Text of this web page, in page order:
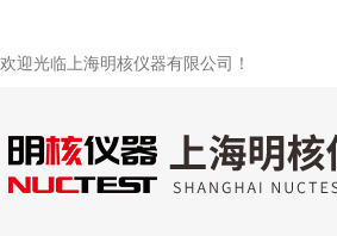
欢迎光临上海明核仪器有限公司！